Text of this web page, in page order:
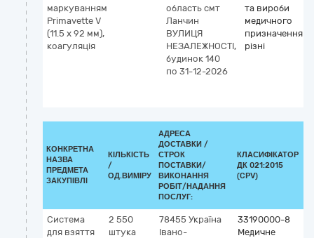
маркуванням
Primavette V
(11.5 x 92 мм),
коагуляція
область смт
Ланчин
ВУЛИЦЯ
НЕЗАЛЕЖНОСТІ,
будинок 140
по 31-12-2026
та вироби
медичного
призначення
різні
КОНКРЕТНА
НАЗВА
ПРЕДМЕТА
ЗАКУПІВЛІ
КІЛЬКІСТЬ
/
ОД.ВИМІРУ
АДРЕСА
ДОСТАВКИ /
СТРОК
ПОСТАВКИ/
ВИКОНАННЯ
РОБІТ/НАДАННЯ
ПОСЛУГ:
КЛАСИФІКАТОР
ДК 021:2015
(CPV)
Система
для взяття
2 550
штука
78455 Україна
Івано-
33190000-8
Медичне